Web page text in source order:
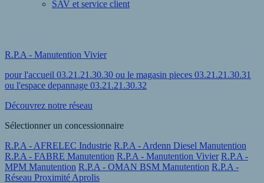
SAV et service client
R.P.A - Manutention Vivier
pour l'accueil 03.21.21.30.30 ou le magasin pieces 03.21.21.30.31
ou l'espace depannage 03.21.21.30.32
Découvrez notre réseau
Sélectionner un concessionnaire
R.P.A - AFRELEC Industrie R.P.A - Ardenn Diesel Manutention
R.P.A - FABRE Manutention R.P.A - Manutention Vivier R.P.A -
MPM Manutention R.P.A - OMAN BSM Manutention R.P.A -
Réseau Proximité Aprolis